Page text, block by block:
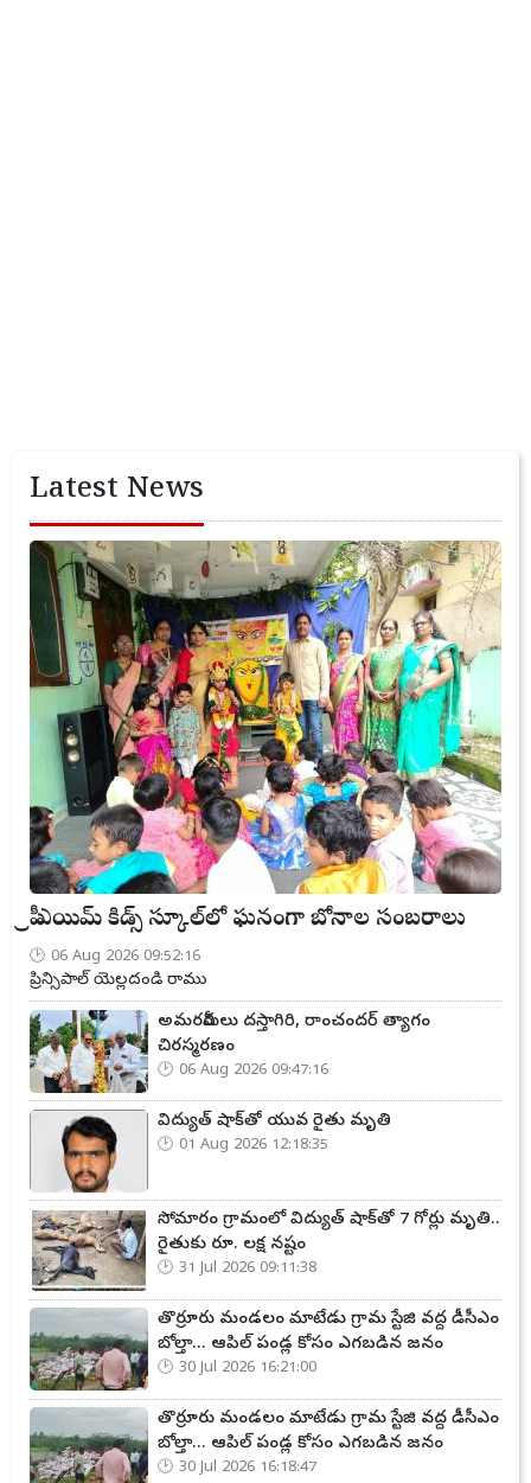
Latest News
ప్రీ ఎయిమ్ కిడ్స్ స్కూల్‌లో ఘనంగా బోనాల సంబరాలు
06 Aug 2026 09:52:16
ప్రిన్సిపాల్ యెల్లదండి రాము
అమరవీరులు దస్తాగిరి, రాంచందర్ త్యాగం
చిరస్మరణం
06 Aug 2026 09:47:16
విద్యుత్ షాక్‌తో యువ రైతు మృతి
01 Aug 2026 12:18:35
సోమారం గ్రామంలో విద్యుత్ షాక్‌తో 7 గోర్లు మృతి..
రైతుకు రూ. లక్ష నష్టం
31 Jul 2026 09:11:38
తొర్రూరు మండలం మాటేడు గ్రామ స్టేజి వద్ద డీసీఎం
బోల్తా... ఆపిల్ పండ్ల కోసం ఎగబడిన జనం
30 Jul 2026 16:21:00
తొర్రూరు మండలం మాటేడు గ్రామ స్టేజి వద్ద డీసీఎం
బోల్తా... ఆపిల్ పండ్ల కోసం ఎగబడిన జనం
30 Jul 2026 16:18:47